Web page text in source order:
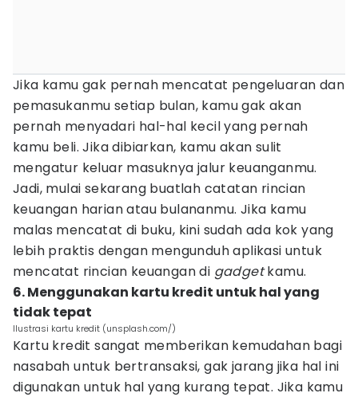
Jika kamu gak pernah mencatat pengeluaran dan
pemasukanmu setiap bulan, kamu gak akan
pernah menyadari hal-hal kecil yang pernah
kamu beli. Jika dibiarkan, kamu akan sulit
mengatur keluar masuknya jalur keuanganmu.
Jadi, mulai sekarang buatlah catatan rincian
keuangan harian atau bulananmu. Jika kamu
malas mencatat di buku, kini sudah ada kok yang
lebih praktis dengan mengunduh aplikasi untuk
mencatat rincian keuangan di gadgetkamu.
6. Menggunakan kartu kredit untuk hal yang
tidak tepat
Ilustrasi kartu kredit (unsplash.com/)
Kartu kredit sangat memberikan kemudahan bagi
nasabah untuk bertransaksi, gak jarang jika hal ini
digunakan untuk hal yang kurang tepat. Jika kamu